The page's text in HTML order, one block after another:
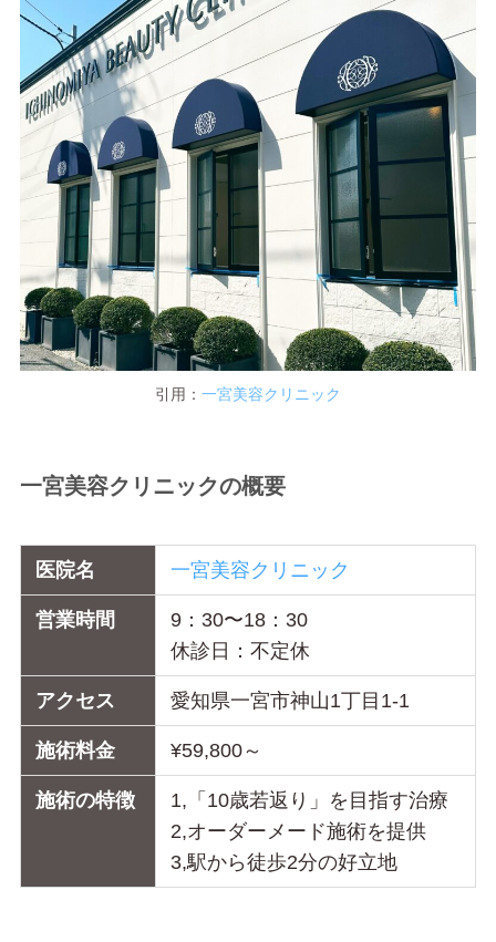
引用： 一宮美容クリニック
一宮美容クリニックの概要
医院名 一宮美容クリニック
営業時間
9：30〜18：30
休診日：不定休
アクセス 愛知県一宮市神山1丁目1-1
施術料金 ¥59,800～
施術の特徴
1,「10歳若返り」を目指す治療
2,オーダーメード施術を提供
3,駅から徒歩2分の好立地